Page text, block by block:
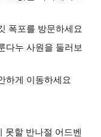
폭포를 방문하세요
다누 사원을 둘러보
하게 이동하세요
못할 반나절 어드벤